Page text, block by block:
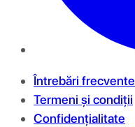
Întrebări frecvente
Termeni și condiții
Confidențialitate